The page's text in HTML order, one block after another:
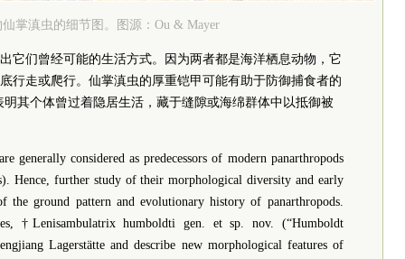
掌滇虫的细节图。图源：Ou & Mayer
它们曾经可能的生活方式。因为两者都是海洋栖息动物，它
行走或爬行。仙掌滇虫的厚重铠甲可能有助于防御捕食者的
其个体曾过着隐居生活，藏于缝隙或海绵群体中以抵御被
generally considered as predecessors of modern panarthropods
Hence, further study of their morphological diversity and early
the ground pattern and evolutionary history of panarthropods.
†Lenisambulatrix humboldti gen. et sp. nov. (“Humboldt
Lagerstätte and describe new morphological features of